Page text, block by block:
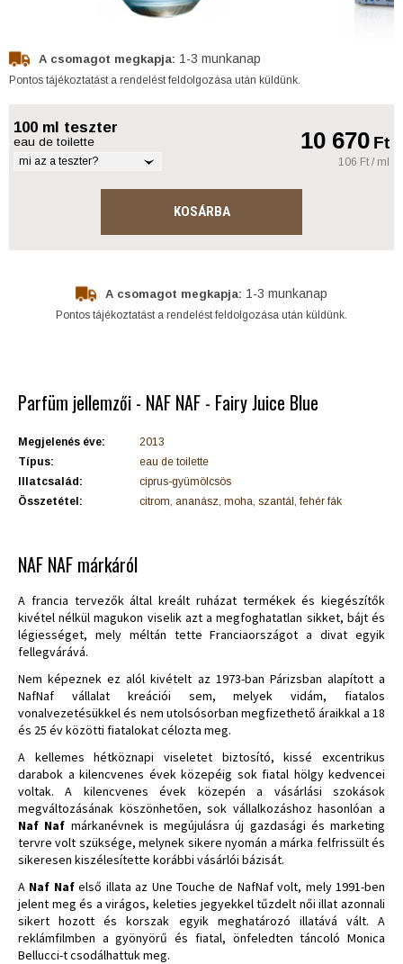
A csomagot megkapja: 1-3 munkanap
Pontos tájékoztatást a rendelést feldolgozása után küldünk.
100 ml teszter
eau de toilette
mi az a teszter?
10 670Ft
106 Ft / ml
KOSÁRBA
A csomagot megkapja: 1-3 munkanap
Pontos tájékoztatást a rendelést feldolgozása után küldünk.
Parfüm jellemzői - NAF NAF - Fairy Juice Blue
Megjelenés éve:
2013
Típus:
eau de toilette
Illatcsalád:
ciprus-gyümölcsös
Összetétel:
citrom, ananász, moha, szantál, fehér fák
NAF NAF márkáról
A francia tervezők által kreált ruházat termékek és kiegészítők
kivétel nélkül magukon viselik azt a megfoghatatlan sikket, bájt és
légiességet, mely méltán tette Franciaországot a divat egyik
fellegvárává.
Nem képeznek ez alól kivételt az 1973-ban Párizsban alapított a
NafNaf vállalat kreációi sem, melyek vidám, fiatalos
vonalvezetésükkel és nem utolsósorban megfizethető áraikkal a 18
és 25 év közötti fiatalokat célozta meg.
A kellemes hétköznapi viseletet biztosító, kissé excentrikus
darabok a kilencvenes évek közepéig sok fiatal hölgy kedvencei
voltak. A kilencvenes évek közepén a vásárlási szokások
megváltozásának köszönhetően, sok vállalkozáshoz hasonlóan a
Naf Naf márkanévnek is megújulásra új gazdasági és marketing
tervre volt szüksége, melynek sikere nyomán a márka felfrissült és
sikeresen kiszélesítette korábbi vásárlói bázisát.
A Naf Nafelső illata az Une Touche de NafNaf volt, mely 1991-ben
jelent meg és a virágos, keleties jegyekkel tűzdelt női illat azonnali
sikert hozott és korszak egyik meghatározó illatává vált. A
reklámfilmben a gyönyörű és fiatal, önfeledten táncoló Monica
Bellucci-t csodálhattuk meg.